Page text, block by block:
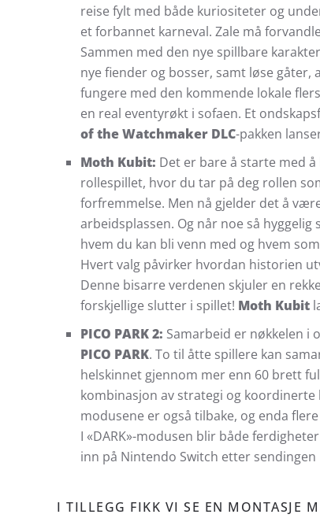
reise fylt med både kuriositeter og
et forbannet karneval. Zale må
Sammen med den nye spillbare
nye fiender og bosser, samt løse gåter,
fungere med den kommende lokale
en real eventyrøkt i sofaen. Et
of the Watchmaker DLC-pakken
Moth Kubit: Det er bare å starte med
rollespillet, hvor du tar på deg rollen
forfremmelse. Men nå gjelder det å
arbeidsplassen. Og når noe så
hvem du kan bli venn med og hvem
Hvert valg påvirker hvordan historien
Denne bisarre verdenen skjuler en
forskjellige slutter i spillet! Moth Kubit
PICO PARK 2: Samarbeid er nøkkelen
PICO PARK. To til åtte spillere kan
helskinnet gjennom mer enn 60 brett
kombinasjon av strategi og koordinerte
modusene er også tilbake, og enda
I «DARK»-modusen blir både
inn på Nintendo Switch etter sendingen
I TILLEGG FIKK VI SE EN MONTASJE